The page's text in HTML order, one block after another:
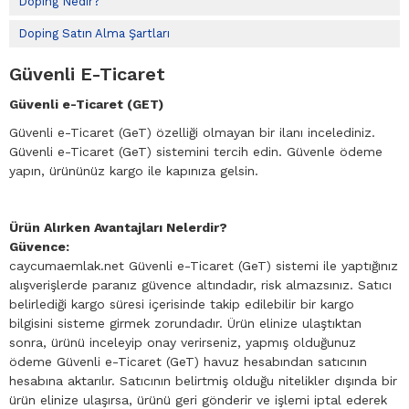
Doping Satın Alma Şartları
Güvenli E-Ticaret
Güvenli e-Ticaret (GET)
Güvenli e-Ticaret (GeT) özelliği olmayan bir ilanı incelediniz.
Güvenli e-Ticaret (GeT) sistemini tercih edin. Güvenle ödeme
yapın, ürününüz kargo ile kapınıza gelsin.
Ürün Alırken Avantajları Nelerdir?
Güvence:
caycumaemlak.net Güvenli e-Ticaret (GeT) sistemi ile yaptığınız
alışverişlerde paranız güvence altındadır, risk almazsınız. Satıcı
belirlediği kargo süresi içerisinde takip edilebilir bir kargo
bilgisini sisteme girmek zorundadır. Ürün elinize ulaştıktan
sonra, ürünü inceleyip onay verirseniz, yapmış olduğunuz
ödeme Güvenli e-Ticaret (GeT) havuz hesabından satıcının
hesabına aktarılır. Satıcının belirtmiş olduğu nitelikler dışında bir
ürün elinize ulaşırsa, ürünü geri gönderir ve işlemi iptal ederek